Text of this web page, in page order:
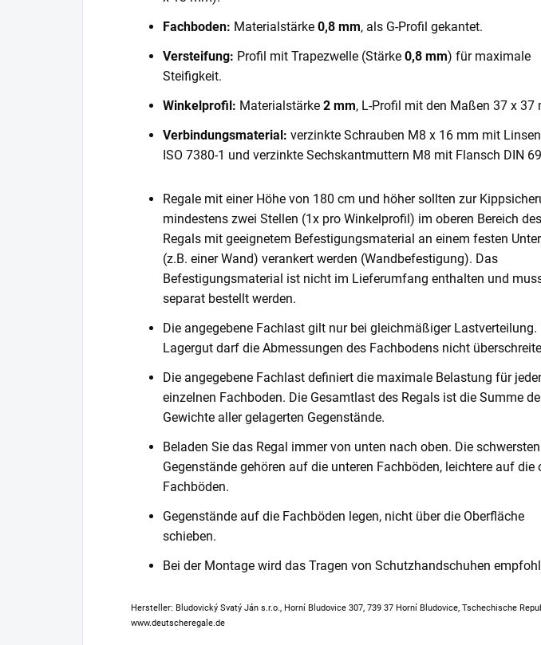
Fachboden: Materialstärke 0,8 mm, als G-Profil gekantet.
Versteifung: Profil mit Trapezwelle (Stärke 0,8 mm) für maximale
Steifigkeit.
Winkelprofil: Materialstärke 2 mm, L-Profil mit den Maßen 37 x 37
Verbindungsmaterial: verzinkte Schrauben M8 x 16 mm mit
ISO 7380-1 und verzinkte Sechskantmuttern M8 mit Flansch DIN
Regale mit einer Höhe von 180 cm und höher sollten zur
mindestens zwei Stellen (1x pro Winkelprofil) im oberen Bereich des
Regals mit geeignetem Befestigungsmaterial an einem festen
(z.B. einer Wand) verankert werden (Wandbefestigung). Das
Befestigungsmaterial ist nicht im Lieferumfang enthalten und
separat bestellt werden.
Die angegebene Fachlast gilt nur bei gleichmäßiger Lastverteilung.
Lagergut darf die Abmessungen des Fachbodens nicht
Die angegebene Fachlast definiert die maximale Belastung für
einzelnen Fachboden. Die Gesamtlast des Regals ist die Summe
Gewichte aller gelagerten Gegenstände.
Beladen Sie das Regal immer von unten nach oben. Die schwersten
Gegenstände gehören auf die unteren Fachböden, leichtere auf die
Fachböden.
Gegenstände auf die Fachböden legen, nicht über die Oberfläche
schieben.
Bei der Montage wird das Tragen von Schutzhandschuhen
Hersteller: Bludovický Svatý Ján s.r.o., Horní Bludovice 307, 739 37 Horní Bludovice, Tschechische
www.deutscheregale.de